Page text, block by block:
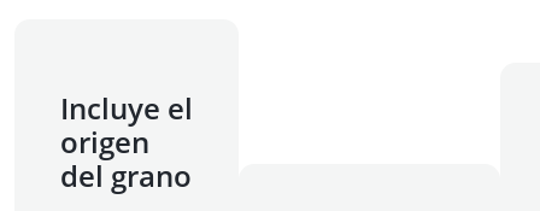
Incluye el
origen
del grano